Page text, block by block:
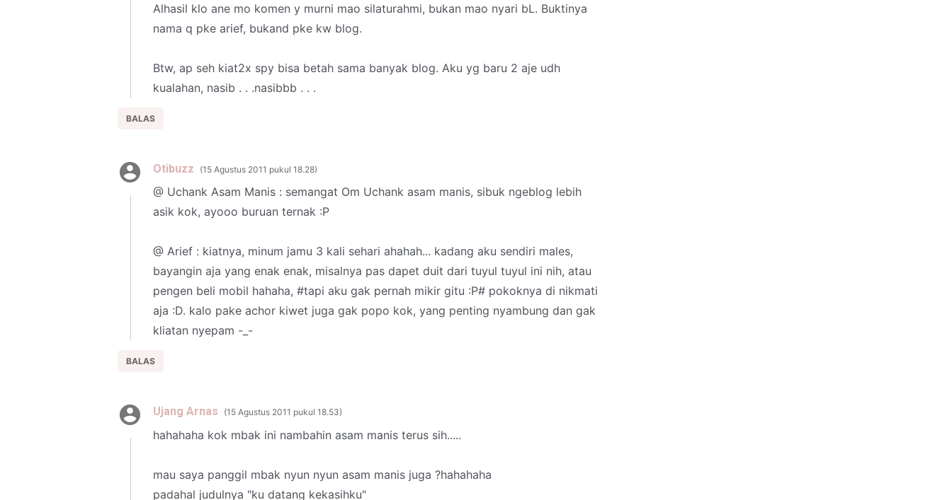
Alhasil klo ane mo komen y murni mao silaturahmi, bukan mao nyari bL. Buktinya
nama q pke arief, bukand pke kw blog.
Btw, ap seh kiat2x spy bisa betah sama banyak blog. Aku yg baru 2 aje udh
kualahan, nasib . . .nasibbb . . .
BALAS
Otibuzz 15 Agustus 2011 pukul 18.28
@ Uchank Asam Manis : semangat Om Uchank asam manis, sibuk ngeblog lebih
asik kok, ayooo buruan ternak :P
@ Arief : kiatnya, minum jamu 3 kali sehari ahahah... kadang aku sendiri males,
bayangin aja yang enak enak, misalnya pas dapet duit dari tuyul tuyul ini nih, atau
pengen beli mobil hahaha, #tapi aku gak pernah mikir gitu :P# pokoknya di nikmati
aja :D. kalo pake achor kiwet juga gak popo kok, yang penting nyambung dan gak
kliatan nyepam -_-
BALAS
Ujang Arnas 15 Agustus 2011 pukul 18.53
hahahaha kok mbak ini nambahin asam manis terus sih.....
mau saya panggil mbak nyun nyun asam manis juga ?hahahaha
padahal judulnya "ku datang kekasihku"